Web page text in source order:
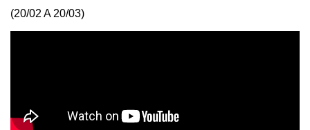
(20/02 A 20/03)